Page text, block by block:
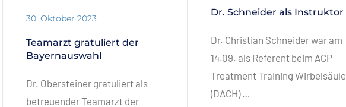
30. Oktober 2023
Teamarzt gratuliert der
Bayernauswahl
Dr. Obersteiner gratuliert als
betreuender Teamarzt der
Dr. Schneider als Instruktor
Dr. Christian Schneider war am
14.09. als Referent beim ACP
Treatment Training Wirbelsäule
(DACH) …